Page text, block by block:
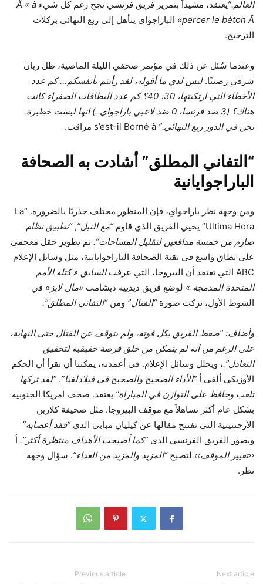
العالم.”يعتقد، مشيداً بتمرير فريق فرنسي نجح رغم كل شيء Â « à
percer le béton Â»
الباراجواي يتأهل إلى ربع النهائي بركلات
الترجيح.
وعندما سُئل عن ذلك في مؤتمر صحفي الليلة الماضية، ظل ريان
شرقي رصينًا.ليس لدي ما أقوله، لقد رأيتم بأنفسكم… كم عدد
الأخطاء التي ارتكبتها، 30، 40؟ كم عدد البطاقات الصفراء كانت
هناك؟ (3 ضد فرنسا،
0 ضد لاعبي باراجواي
.) انها ليست خطيرة.
نحن في الدور ربع النهائي.” s’est-il Borné à مراقب.
“التفاني المطلق” أشادت به الصحافة
الباراجوايانية
ومن وجهة نظر باراجواي، فإن المنظور مختلف جذريًا بالضرورة. “La
Ultima Hora” يحيي الفريق الذي قاوم
“مع النبل”,“تطبيق نظام
صارم من خمسة مدافعين لتقليل المساحات”. تم تطوير حقل معجمي
على نطاق واسع في بقية الصحافة الباراجوايانية، مثل وسائل الإعلام
ABC التي تعتقد أن البيروجا، التي عرفت
السابق « كتلة الأمم
المتحدة المدمجة » لوضع فريق ديدييه ديشامب «مال لايز» في
الشوط الأول، تركت صورة“القتال” ومن“التفاني المطلق”.
وأضاف: “ضغط الفريق بكل قوته، ولم يتوقف عن القتال حتى النهاية،
على الرغم من أنه لم يتمكن من خلق فرصة حقيقية لتحقيق
التعادل”.، ويحلل وسائل الإعلام. في أعمدته، يمكننا أن نقرأ أن الحكم
الأوزبكي ألقى أ“الأداء الصحيح والصحيح في فيلادلفيا”.“لقد تركها
تلعب وحافظ على التوازن في المباراة”.يعتقد. صحف أمريكا الجنوبية
بشكل عام أكثر تساهلاً مع موقف البيروجا. مثل صحيفة كلارين
الأرجنتينية التي تفتتح مقالها عن كيليان مبابي الذي“فقد أعصابه”
ويصور الفريق الفرنسي الذي“كما أصبحت الأهداف منتظرة أكثر”. أ
‹‹تغيير الموقف›› لتصبح “المزيد والمزيد من العداء”. سؤال وجهة
نظر.
Previous article Next article